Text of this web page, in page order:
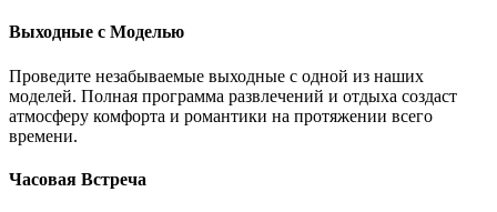
Выходные с Моделью
Проведите незабываемые выходные с одной из наших
моделей. Полная программа развлечений и отдыха создаст
атмосферу комфорта и романтики на протяжении всего
времени.
Часовая Встреча